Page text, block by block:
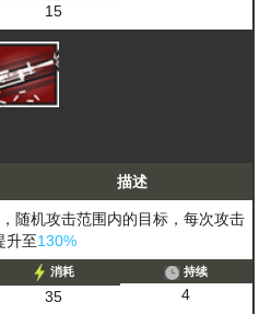
15
描述
随机攻击范围内的目标，每次攻击
升至130%
消耗
35
持续
4